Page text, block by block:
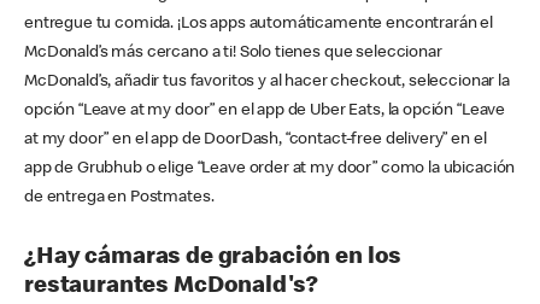
entregue tu comida. ¡Los apps automáticamente encontrarán el
McDonald’s más cercano a ti! Solo tienes que seleccionar
McDonald’s, añadir tus favoritos y al hacer checkout, seleccionar la
opción “Leave at my door” en el app de Uber Eats, la opción “Leave
at my door” en el app de DoorDash, “contact-free delivery” en el
app de Grubhub o elige “Leave order at my door” como la ubicación
de entrega en Postmates.
¿Hay cámaras de grabación en los
restaurantes McDonald's?